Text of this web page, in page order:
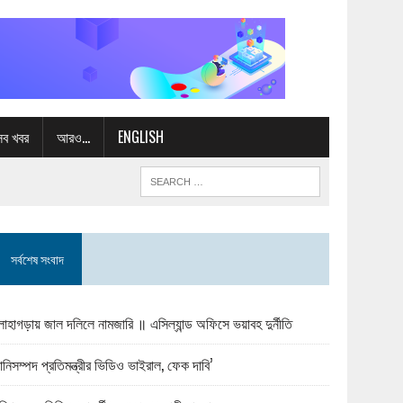
খবর আরও… ENGLISH
সর্বশেষ সংবাদ
জাল দলিলে নামজারি ॥ এসিল্যান্ড অফিসে ভয়াবহ দুর্নীতি
প্রতিমন্ত্রীর ভিডিও ভাইরাল, ফেক দাবি’